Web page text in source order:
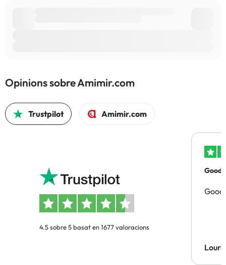
Opinions sobre Amimir.com
Trustpilot Amimir.com
4.5 sobre 5 basat en 1677 valoracions
Good
Good